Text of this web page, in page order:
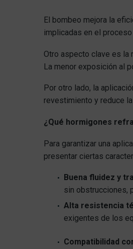
El bombeo mejora la
implicadas en el
Otro aspecto clave es la
La menor exposición al
Por otro lado, la
revestimiento y reduce
¿Qué hormigones
Para garantizar una
presentar ciertas
Buena fluidez y
sin obstrucciones,
Alta resistencia
exigentes de los
Compatibilidad